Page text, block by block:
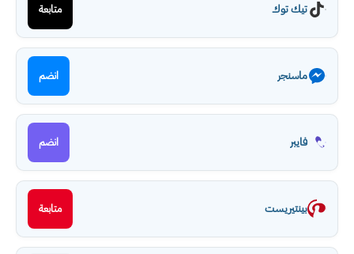
تيك توك متابعة
ماسنجر انضم
فايبر انضم
بينتيريست متابعة